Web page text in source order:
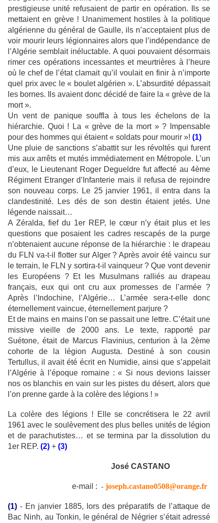
prestigieuse unité refusaient de partir en opération. Ils se
mettaient en grève ! Unanimement hostiles à la politique
algérienne du général de Gaulle, ils n’acceptaient plus de
voir mourir leurs légionnaires alors que l’indépendance de
l’Algérie semblait inéluctable. A quoi pouvaient désormais
rimer ces opérations incessantes et meurtrières à l’heure
où le chef de l’état clamait qu’il voulait en finir à n’importe
quel prix avec le « boulet algérien ». L’absurdité dépassait
les bornes. Ils avaient donc décidé de faire la « grève de la
mort ».
Un vent de panique souffla à tous les échelons de la
hiérarchie. Quoi ! La « grève de la mort » ? Impensable
pour des hommes qui étaient « soldats pour mourir »! (1)
Une pluie de sanctions s’abattit sur les révoltés qui furent
mis aux arrêts et mutés immédiatement en Métropole. L’un
d’eux, le Lieutenant Roger Degueldre fut affecté au 4ème
Régiment Etranger d’Infanterie mais il refusa de rejoindre
son nouveau corps. Le 25 janvier 1961, il entra dans la
clandestinité. Les dés de son destin étaient jetés. Une
légende naissait…
A Zéralda, fief du 1er REP, le cœur n’y était plus et les
questions que posaient les cadres rescapés de la purge
n’obtenaient aucune réponse de la hiérarchie : le drapeau
du FLN va-t-il flotter sur Alger ? Après avoir été vaincu sur
le terrain, le FLN y sortira-t-il vainqueur ? Que vont devenir
les Européens ? Et les Musulmans ralliés au drapeau
français, eux qui ont cru aux promesses de l’armée ?
Après l’Indochine, l’Algérie… L’armée sera-t-elle donc
éternellement vaincue, éternellement parjure ?
Et de mains en mains l’on se passait une lettre. C’était une
missive vieille de 2000 ans. Le texte, rapporté par
Suétone, était de Marcus Flavinius, centurion à la 2ème
cohorte de la légion Augusta. Destiné à son cousin
Tertullus, il avait été écrit en Numidie, ainsi que s’appelait
l’Algérie à l’époque romaine : « Si nous devions laisser
nos os blanchis en vain sur les pistes du désert, alors que
l’on prenne garde à la colère des légions ! »
La colère des légions ! Elle se concrétisera le 22 avril
1961 avec le soulèvement des plus belles unités de légion
et de parachutistes… et se termina par la dissolution du
1er REP. (2) + (3)
José CASTANO
e-mail : - joseph.castano0508@orange.fr
(1) - En janvier 1885, lors des préparatifs de l’attaque de
Bac Ninh, au Tonkin, le général de Négrier s’était adressé